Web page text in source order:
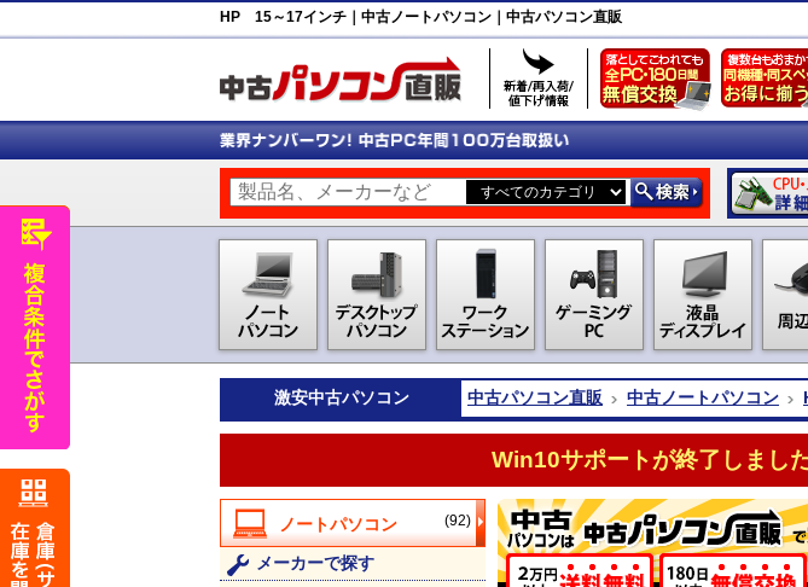
HP 15～17インチ｜中古ノートパソコン｜中古パソコン直販
激安中古パソコン 中古パソコン直販 中古ノートパソコン
Win10サポートが終了しまし
(92)
メーカーで探す